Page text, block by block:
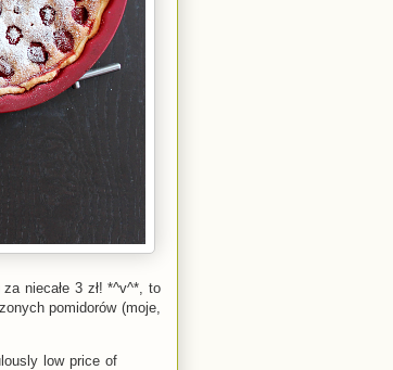
niecałe 3 zł! *^v^*, to
pomidorów (moje,
low price of